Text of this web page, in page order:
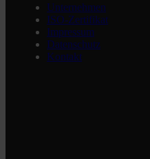
Unternehmen
ISO-Zertifikat
Impressum
Datenschutz
Kontakt